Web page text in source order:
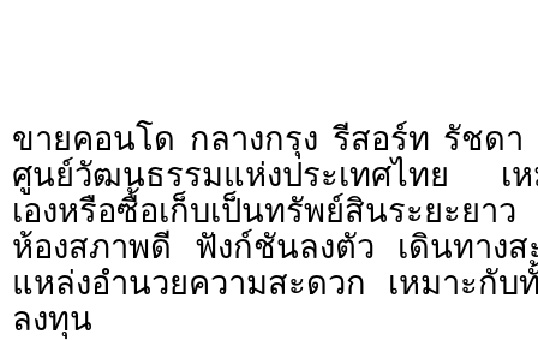
ขายคอนโด กลางกรุง รีสอร์ท รัชดา
ศูนย์วัฒนธรรมแห่งประเทศไทย เห
เองหรือซื้อเก็บเป็นทรัพย์สินระยะยาว
ห้องสภาพดี ฟังก์ชันลงตัว เดินทาง
แหล่งอำนวยความสะดวก เหมาะกับ
ลงทุน